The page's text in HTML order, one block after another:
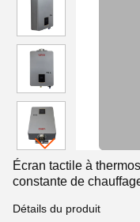
Écran tactile à
constante de
Détails du produit